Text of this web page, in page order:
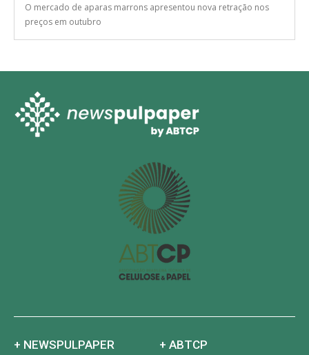
O mercado de aparas marrons apresentou nova retração nos
preços em outubro
+ NEWSPULPAPER + ABTCP